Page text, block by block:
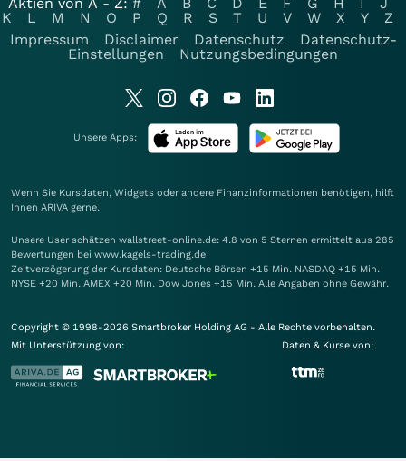
K
L M N O P Q R S T U V W X Y
Z
Impressum
Disclaimer Datenschutz
Datenschutz-
Einstellungen
Nutzungsbedingungen
Unsere Apps:
Wenn Sie Kursdaten, Widgets oder andere Finanzinformationen benötigen, hilft
Ihnen ARIVA gerne.
Unsere User schätzen wallstreet-online.de: 4.8 von 5 Sternen ermittelt aus 285
Bewertungen bei www.kagels-trading.de
Zeitverzögerung der Kursdaten: Deutsche Börsen +15 Min. NASDAQ +15 Min.
NYSE +20 Min. AMEX +20 Min. Dow Jones +15 Min. Alle Angaben ohne Gewähr.
Copyright © 1998-2026 Smartbroker Holding AG - Alle Rechte vorbehalten.
Mit Unterstützung von:
Daten & Kurse von: